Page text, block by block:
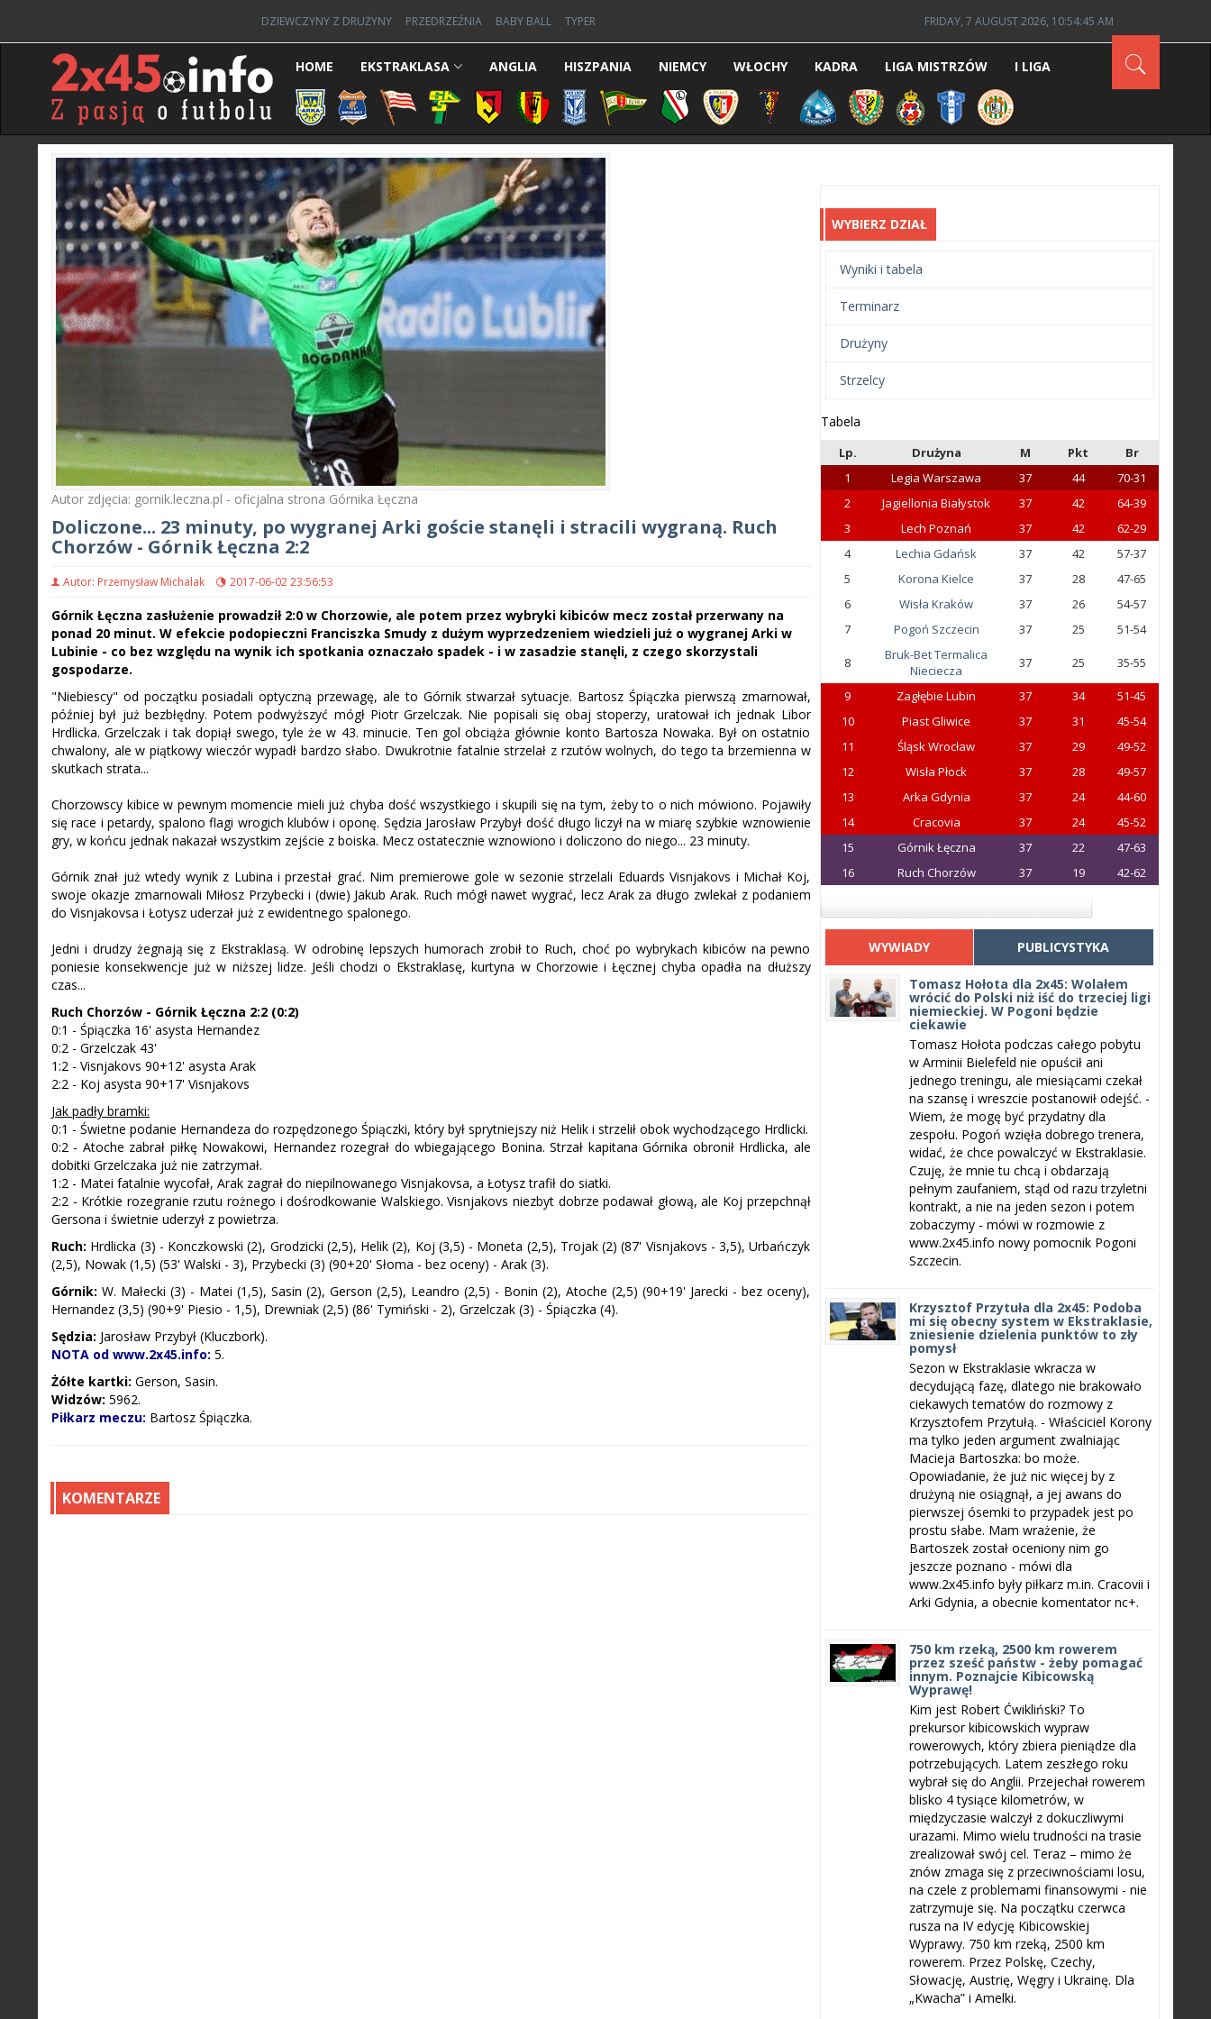
DZIEWCZYNY Z DRUŻYNY PRZEDRZEŹNIA BABY BALL TYPER FRIDAY, 7 AUGUST 2026, 10:54:46 AM
HOME EKSTRAKLASA ANGLIA HISZPANIA NIEMCY WŁOCHY KADRA LIGA MISTRZÓW I LIGA
Autor zdjęcia: gornik.leczna.pl - oficjalna strona Górnika Łęczna
Doliczone... 23 minuty, po wygranej Arki goście stanęli i stracili wygraną. Ruch
Chorzów - Górnik Łęczna 2:2
Autor: Przemysław Michalak 2017-06-02 23:56:53
Górnik Łęczna zasłużenie prowadził 2:0 w Chorzowie, ale potem przez wybryki kibiców mecz został przerwany na
ponad 20 minut. W efekcie podopieczni Franciszka Smudy z dużym wyprzedzeniem wiedzieli już o wygranej Arki w
Lubinie - co bez względu na wynik ich spotkania oznaczało spadek - i w zasadzie stanęli, z czego skorzystali
gospodarze.
"Niebiescy" od początku posiadali optyczną przewagę, ale to Górnik stwarzał sytuacje. Bartosz Śpiączka pierwszą zmarnował,
później był już bezbłędny. Potem podwyższyć mógł Piotr Grzelczak. Nie popisali się obaj stoperzy, uratował ich jednak Libor
Hrdlicka. Grzelczak i tak dopiął swego, tyle że w 43. minucie. Ten gol obciąża głównie konto Bartosza Nowaka. Był on ostatnio
chwalony, ale w piątkowy wieczór wypadł bardzo słabo. Dwukrotnie fatalnie strzelał z rzutów wolnych, do tego ta brzemienna w
skutkach strata...
Chorzowscy kibice w pewnym momencie mieli już chyba dość wszystkiego i skupili się na tym, żeby to o nich mówiono. Pojawiły
się race i petardy, spalono flagi wrogich klubów i oponę. Sędzia Jarosław Przybył dość długo liczył na w miarę szybkie wznowienie
gry, w końcu jednak nakazał wszystkim zejście z boiska. Mecz ostatecznie wznowiono i doliczono do niego... 23 minuty.
Górnik znał już wtedy wynik z Lubina i przestał grać. Nim premierowe gole w sezonie strzelali Eduards Visnjakovs i Michał Koj,
swoje okazje zmarnowali Miłosz Przybecki i (dwie) Jakub Arak. Ruch mógł nawet wygrać, lecz Arak za długo zwlekał z podaniem
do Visnjakovsa i Łotysz uderzał już z ewidentnego spalonego.
Jedni i drudzy żegnają się z Ekstraklasą. W odrobinę lepszych humorach zrobił to Ruch, choć po wybrykach kibiców na pewno
poniesie konsekwencje już w niższej lidze. Jeśli chodzi o Ekstraklasę, kurtyna w Chorzowie i Łęcznej chyba opadła na dłuższy
czas...
Ruch Chorzów - Górnik Łęczna 2:2 (0:2)
0:1 - Śpiączka 16' asysta Hernandez
0:2 - Grzelczak 43'
1:2 - Visnjakovs 90+12' asysta Arak
2:2 - Koj asysta 90+17' Visnjakovs
Jak padły bramki:
0:1 - Świetne podanie Hernandeza do rozpędzonego Śpiączki, który był sprytniejszy niż Helik i strzelił obok wychodzącego Hrdlicki.
0:2 - Atoche zabrał piłkę Nowakowi, Hernandez rozegrał do wbiegającego Bonina. Strzał kapitana Górnika obronił Hrdlicka, ale
dobitki Grzelczaka już nie zatrzymał.
1:2 - Matei fatalnie wycofał, Arak zagrał do niepilnowanego Visnjakovsa, a Łotysz trafił do siatki.
2:2 - Krótkie rozegranie rzutu rożnego i dośrodkowanie Walskiego. Visnjakovs niezbyt dobrze podawał głową, ale Koj przepchnął
Gersona i świetnie uderzył z powietrza.
Ruch: Hrdlicka (3) - Konczkowski (2), Grodzicki (2,5), Helik (2), Koj (3,5) - Moneta (2,5), Trojak (2) (87' Visnjakovs - 3,5), Urbańczyk
(2,5), Nowak (1,5) (53' Walski - 3), Przybecki (3) (90+20' Słoma - bez oceny) - Arak (3).
Górnik: W. Małecki (3) - Matei (1,5), Sasin (2), Gerson (2,5), Leandro (2,5) - Bonin (2), Atoche (2,5) (90+19' Jarecki - bez oceny),
Hernandez (3,5) (90+9' Piesio - 1,5), Drewniak (2,5) (86' Tymiński - 2), Grzelczak (3) - Śpiączka (4).
Sędzia: Jarosław Przybył (Kluczbork).
NOTA od www.2x45.info: 5.
Żółte kartki: Gerson, Sasin.
Widzów: 5962.
Piłkarz meczu: Bartosz Śpiączka.
KOMENTARZE
WYBIERZ DZIAŁ
Wyniki i tabela
Terminarz
Drużyny
Strzelcy
Tabela
Lp. Drużyna M Pkt
Br
1
Legia Warszawa 37 44
70-31
2
Jagiellonia Białystok 37 42
64-39
3
Lech Poznań 37 42
62-29
4
Lechia Gdańsk 37 42
57-37
5
Korona Kielce 37 28
47-65
6
Wisła Kraków 37 26
54-57
7
Pogoń Szczecin 37 25 51-54
8
Bruk-Bet Termalica
Nieciecza
37 25 35-55
9 Zagłębie Lubin 37 34
51-45
10
Piast Gliwice 37 31
45-54
11
Śląsk Wrocław 37 29
49-52
12
Wisła Płock 37 28
49-57
13
Arka Gdynia 37 24
44-60
14
Cracovia 37 24
45-52
15
Górnik Łęczna 37 22
47-63
16
Ruch Chorzów 37 19 42-62
WYWIADY PUBLICYSTYKA
Tomasz Hołota dla 2x45: Wolałem
wrócić do Polski niż iść do trzeciej ligi
niemieckiej. W Pogoni będzie
ciekawie
Tomasz Hołota podczas całego pobytu
w Arminii Bielefeld nie opuścił ani
jednego treningu, ale miesiącami czekał
na szansę i wreszcie postanowił odejść. -
Wiem, że mogę być przydatny dla
zespołu. Pogoń wzięła dobrego trenera,
widać, że chce powalczyć w Ekstraklasie.
Czuję, że mnie tu chcą i obdarzają
pełnym zaufaniem, stąd od razu trzyletni
kontrakt, a nie na jeden sezon i potem
zobaczymy - mówi w rozmowie z
www.2x45.info nowy pomocnik Pogoni
Szczecin.
Krzysztof Przytuła dla 2x45: Podoba
mi się obecny system w Ekstraklasie,
zniesienie dzielenia punktów to zły
pomysł
Sezon w Ekstraklasie wkracza w
decydującą fazę, dlatego nie brakowało
ciekawych tematów do rozmowy z
Krzysztofem Przytułą. - Właściciel Korony
ma tylko jeden argument zwalniając
Macieja Bartoszka: bo może.
Opowiadanie, że już nic więcej by z
drużyną nie osiągnął, a jej awans do
pierwszej ósemki to przypadek jest po
prostu słabe. Mam wrażenie, że
Bartoszek został oceniony nim go
jeszcze poznano - mówi dla
www.2x45.info były piłkarz m.in. Cracovii i
Arki Gdynia, a obecnie komentator nc+.
750 km rzeką, 2500 km rowerem
przez sześć państw - żeby pomagać
innym. Poznajcie Kibicowską
Wyprawę!
Kim jest Robert Ćwikliński? To
prekursor kibicowskich wypraw
rowerowych, który zbiera pieniądze dla
potrzebujących. Latem zeszłego roku
wybrał się do Anglii. Przejechał rowerem
blisko 4 tysiące kilometrów, w
międzyczasie walczył z dokuczliwymi
urazami. Mimo wielu trudności na trasie
zrealizował swój cel. Teraz – mimo że
znów zmaga się z przeciwnościami losu,
na czele z problemami finansowymi - nie
zatrzymuje się. Na początku czerwca
rusza na IV edycję Kibicowskiej
Wyprawy. 750 km rzeką, 2500 km
rowerem. Przez Polskę, Czechy,
Słowację, Austrię, Węgry i Ukrainę. Dla
„Kwacha” i Amelki.